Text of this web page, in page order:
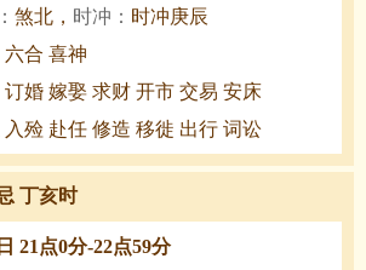
煞北， 时冲： 时冲庚辰
六合 喜神
婚 嫁娶 求财 开市 交易 安床
入殓 赴任 修造 移徙 出行 词讼
丁亥时
21点0分-22点59分